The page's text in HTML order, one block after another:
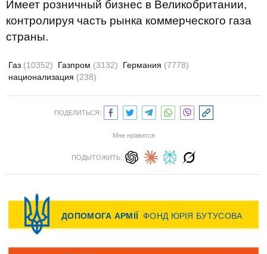
Имеет розничный бизнес в Великобритании,
контролируя часть рынка коммерческого газа
страны.
Газ (10352) Газпром (3132) Германия (7778)
национализация (238)
ПОДЕЛИТЬСЯ:
Мне нравится
ПОДЫТОЖИТЬ: